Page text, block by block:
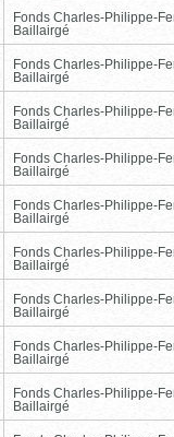
Fonds Charles-Philippe-
Baillairgé
Fonds Charles-Philippe-
Baillairgé
Fonds Charles-Philippe-
Baillairgé
Fonds Charles-Philippe-
Baillairgé
Fonds Charles-Philippe-
Baillairgé
Fonds Charles-Philippe-
Baillairgé
Fonds Charles-Philippe-
Baillairgé
Fonds Charles-Philippe-
Baillairgé
Fonds Charles-Philippe-
Baillairgé